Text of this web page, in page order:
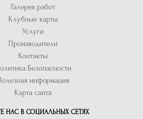
Галерея работ
Клубные карты
Услуги
Производители
Контакты
Безопасности
информация
Карта сайта
НАС В СОЦИАЛЬНЫХ СЕТЯХ